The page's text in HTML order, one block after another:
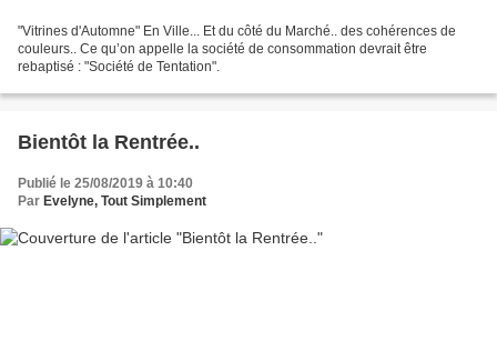
"Vitrines d'Automne" En Ville... Et du côté du Marché.. des cohérences de
couleurs.. Ce qu’on appelle la société de consommation devrait être
rebaptisé : "Société de Tentation".
Bientôt la Rentrée..
Publié le 25/08/2019 à 10:40
Par Evelyne, Tout Simplement